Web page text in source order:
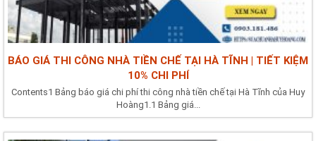
BÁO GIÁ THI CÔNG NHÀ TIỀN CHẾ TẠI HÀ TĨNH | TIẾT KIỆM
10% CHI PHÍ
Contents1 Bảng báo giá chi phí thi công nhà tiền chế tại Hà Tĩnh của Huy
Hoàng1.1 Bảng giá...